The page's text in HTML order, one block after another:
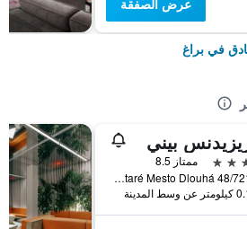
عرض الصفقة
في براغ
بيني
ممتاز 8.5
Praha 1 - Staré Mesto Dlouhá 48/721, براغ, Prague Region, جمهورية التشيك
عن وسط المدينة